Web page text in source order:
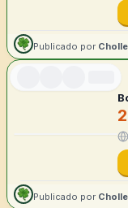
Publicado por
Publicado por